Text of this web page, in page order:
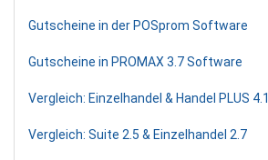
Gutscheine in der POSprom Software
Gutscheine in PROMAX 3.7 Software
Vergleich: Einzelhandel & Handel PLUS 4.1
Vergleich: Suite 2.5 & Einzelhandel 2.7